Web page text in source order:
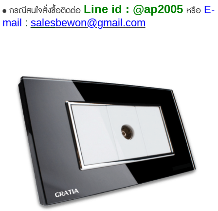
• กรณีสนใจสั่งซื้อติดต่อ Line id : @ap2005 หรือ E-
mail : salesbewon@gmail.com